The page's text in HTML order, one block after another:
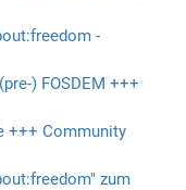
-
) FOSDEM +++
+++ Community
zum